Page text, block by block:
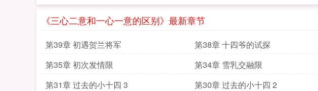
《三心二意和一心一意的区别》最新章节
第39章 初遇贺兰将军 第38章 十四爷的试探
第35章 初次发情限
第34章 雪乳交融限
第31章 过去的小十四 3
第30章 过去的小十四 2